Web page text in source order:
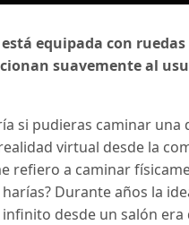
equipada con
suavemente al
si pudieras caminar una
virtual desde la
refiero a caminar
Durante años la
desde un salón era